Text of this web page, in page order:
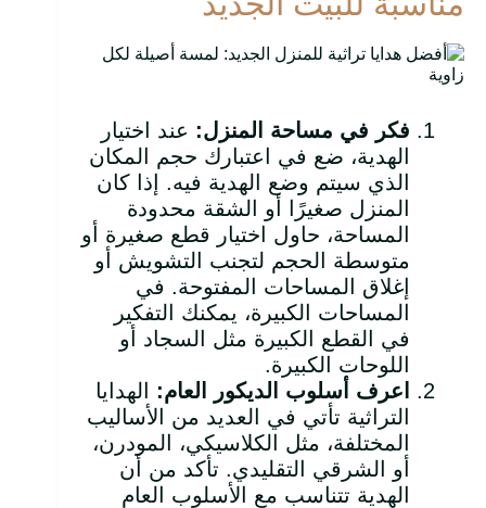
فكر في مساحة المنزل: عند اختيار
الهدية، ضع في اعتبارك حجم المكان
الذي سيتم وضع الهدية فيه. إذا كان
المنزل صغيرًا أو الشقة محدودة
المساحة، حاول اختيار قطع صغيرة أو
متوسطة الحجم لتجنب التشويش أو
إغلاق المساحات المفتوحة. في
المساحات الكبيرة، يمكنك التفكير
في القطع الكبيرة مثل السجاد أو
اللوحات الكبيرة.
اعرف أسلوب الديكور العام: الهدايا
التراثية تأتي في العديد من الأساليب
المختلفة، مثل الكلاسيكي، المودرن،
أو الشرقي التقليدي. تأكد من أن
الهدية تتناسب مع الأسلوب العام